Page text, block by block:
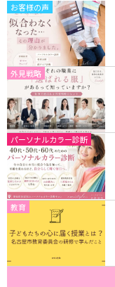
お客様の声
外見戦略
パーソナルカラー診断
教育